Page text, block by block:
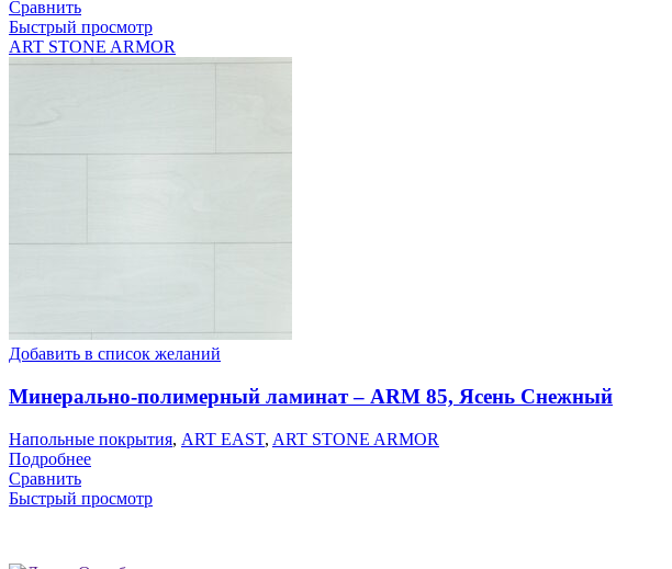
Сравнить
Быстрый просмотр
ART STONE ARMOR
Добавить в список желаний
Минерально-полимерный ламинат – ARM 85, Ясень Снежный
Напольные покрытия, ART EAST, ART STONE ARMOR
Подробнее
Сравнить
Быстрый просмотр